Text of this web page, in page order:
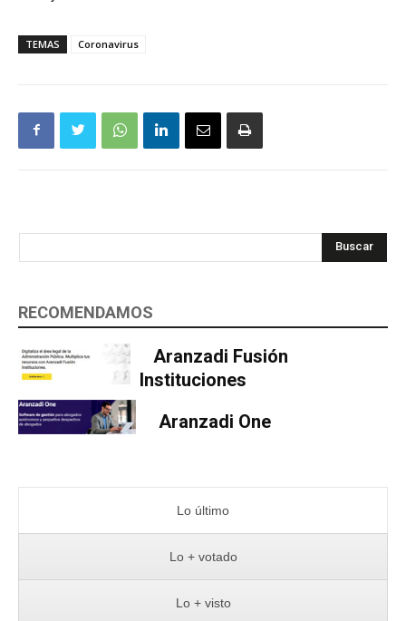
TEMAS Coronavirus
Buscar
RECOMENDAMOS
Aranzadi Fusión
Instituciones
Aranzadi One
Lo último
Lo + votado
Lo + visto